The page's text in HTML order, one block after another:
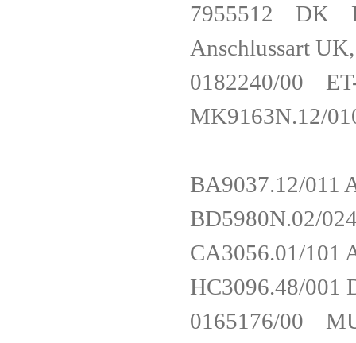
7955512 DK
Anschlussart
0182240/00
MK9163N.12/
BA9037.12/
BD5980N.02/
CA3056.01/
HC3096.48/
0165176/00